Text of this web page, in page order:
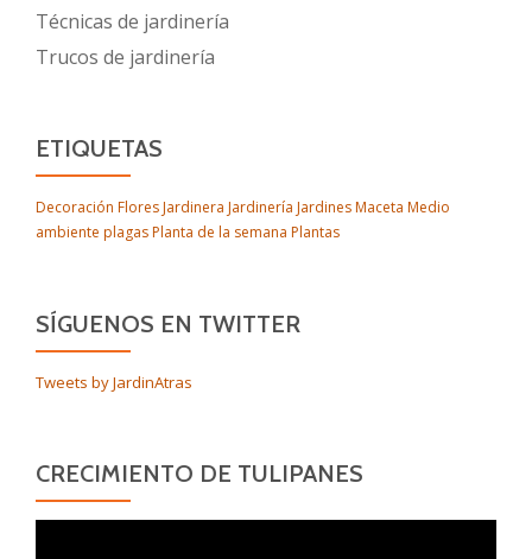
Técnicas de jardinería
Trucos de jardinería
ETIQUETAS
Decoración FloresJardinera Jardinería JardinesMaceta Medio
ambiente plagasPlanta de la semana Plantas
SÍGUENOS EN TWITTER
Tweets by JardinAtras
CRECIMIENTO DE TULIPANES